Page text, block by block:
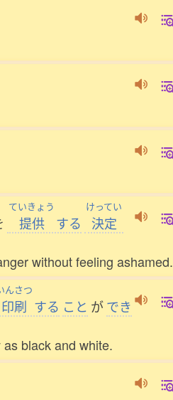
ていきょう
提供 する
けってい
決定
without feeling ashamed.
んさつ
印刷 する こと ができ
black and white.